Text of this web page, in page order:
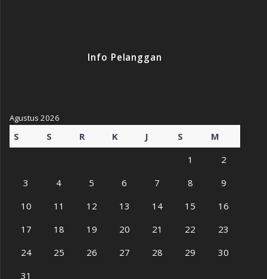
Info Pelanggan
Agustus 2026
S S R K J S
M
1
2
3
4 5 6 7 8
9
10
11 12 13 14 15
16
17
18 19 20 21 22
23
24
25 26 27 28 29
30
31